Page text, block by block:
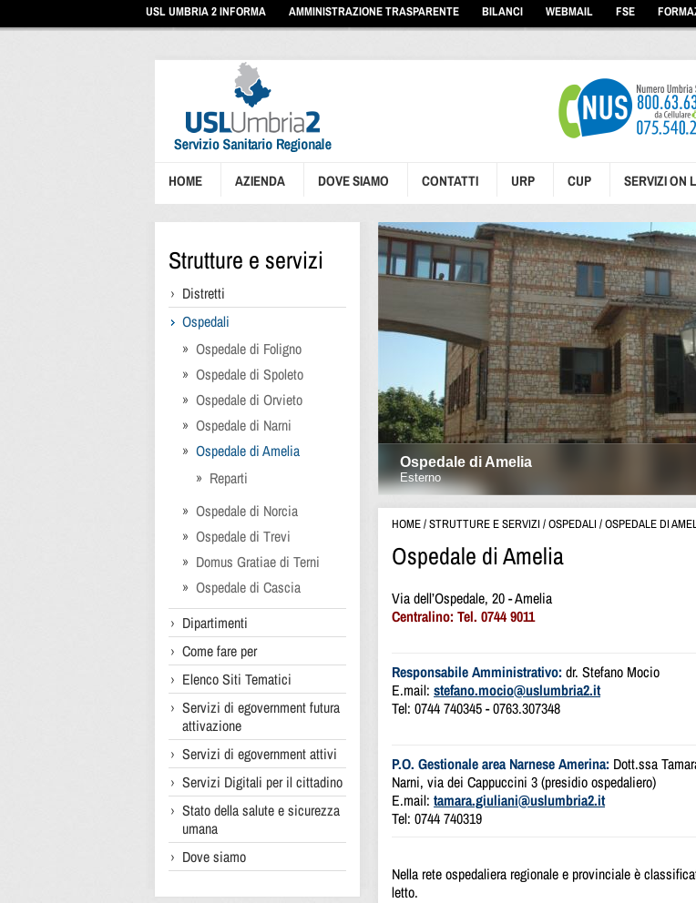
ai
USL UMBRIA 2 INFORMA AMMINISTRAZIONE TRASPARENTE BILANCI WEBMAIL FSE
HOME AZIENDA DOVE SIAMO CONTATTI URP CUP SERVIZI ON
Strutture e servizi
Distretti
Ospedali
Ospedale di Foligno
Ospedale di Spoleto
Ospedale di Orvieto
Ospedale di Narni
Ospedale di Amelia
Reparti
Ospedale di Norcia
Ospedale di Trevi
Domus Gratiae di Terni
Ospedale di Cascia
Dipartimenti
Come fare per
Elenco Siti Tematici
Servizi di egovernment futura
attivazione
Servizi di egovernment attivi
Servizi Digitali per il cittadino
Stato della salute e sicurezza
umana
Dove siamo
HOME/STRUTTURE E SERVIZI /OSPEDALI /OSPEDALE DI
Ospedale di Amelia
Via dell’Ospedale, 20 - Amelia
Centralino: Tel. 0744 9011
Responsabile Amministrativo:dr. Stefano Mocio
E.mail: stefano.mocio@uslumbria2.it
Tel: 0744 740345 - 0763.307348
P.O. Gestionale area Narnese Amerina: Dott.ssa
Narni, via dei Cappuccini 3 (presidio ospedaliero)
E.mail: tamara.giuliani@uslumbria2.it
Tel: 0744 740319
Nella rete ospedaliera regionale e provinciale è
letto.